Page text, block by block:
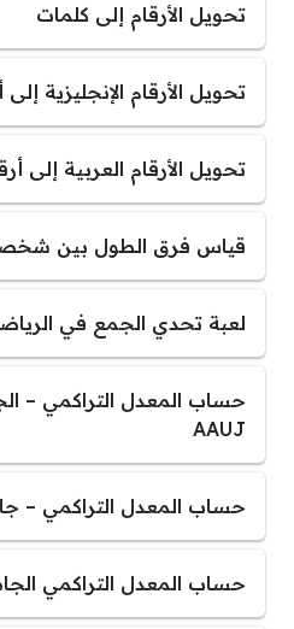
تحويل الأرقام إلى كلمات
تحويل الأرقام الإنجليزية إلى
تحويل الأرقام العربية إلى
قياس فرق الطول بين
لعبة تحدي الجمع في
حساب المعدل التراكمي –
AAUJ
حساب المعدل التراكمي –
حساب المعدل التراكمي